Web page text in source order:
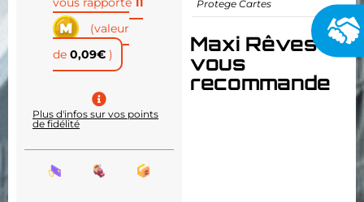
Protege Cartes
Maxi Rêves
vous
recommande
(valeur
de 0,09€ )
Plus d'infos sur vos points
de fidélité